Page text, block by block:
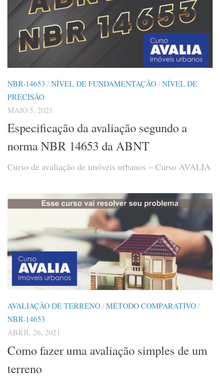
NBR-14653 /NÍVEL DE FUNDAMENTAÇÃO/NÍVEL DE
PRECISÃO
MAIO 5, 2021
Especificação da avaliação segundo a
norma NBR 14653 da ABNT
Curso de avaliação de imóveis urbanos – Curso AVALIA
AVALIAÇÃO DE TERRENO/MÉTODO COMPARATIVO/
NBR-14653
ABRIL 26, 2021
Como fazer uma avaliação simples de um
terreno